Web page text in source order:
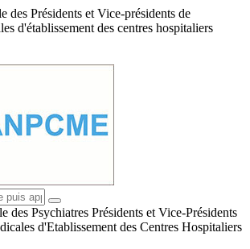
des Présidents et Vice-présidents de
d'établissement des centres hospitaliers
des Psychiatres Présidents et Vice-Présidents
d'Etablissement des Centres Hospitaliers